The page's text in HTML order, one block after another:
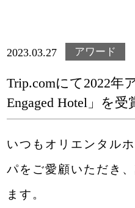
Rooms
2023.03.27 アワード
Trip.comにて2022年
Engaged Hotel」を受
いつもオリエンタル
パをご愛顧いただき
ます。